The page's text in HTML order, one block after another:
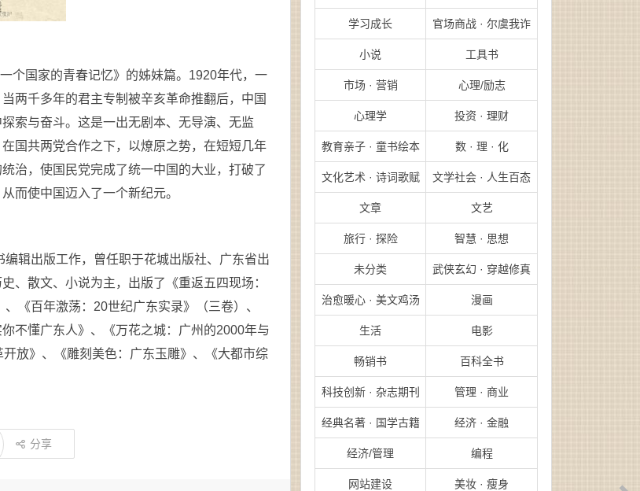
个国家的青春记忆》的姊妹篇。1920年代，一
两千多年的君主专制被辛亥革命推翻后，中国
索与奋斗。这是一出无剧本、无导演、无监
国共两党合作之下，以燎原之势，在短短几年
治，使国民党完成了统一中国的大业，打破了
而使中国迈入了一个新纪元。
辑出版工作，曾任职于花城出版社、广东省出
、散文、小说为主，出版了《重返五四现场：
《百年激荡：20世纪广东实录》（三卷）、
不懂广东人》、《万花之城：广州的2000年与
放》、《雕刻美色：广东玉雕》、《大都市综
分享
学习成长 官场商战 · 尔虞我诈
小说 工具书
市场 · 营销 心理/励志
心理学 投资 · 理财
教育亲子 · 童书绘本 数 · 理 · 化
文化艺术 · 诗词歌赋 文学社会 · 人生百态
文章 文艺
旅行 · 探险 智慧 · 思想
未分类 武侠玄幻 · 穿越修真
治愈暖心 · 美文鸡汤 漫画
生活 电影
畅销书 百科全书
科技创新 · 杂志期刊 管理 · 商业
经典名著 · 国学古籍 经济 · 金融
经济/管理 编程
网站建设 美妆 · 瘦身